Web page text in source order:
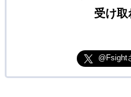
受け取
@Fsight